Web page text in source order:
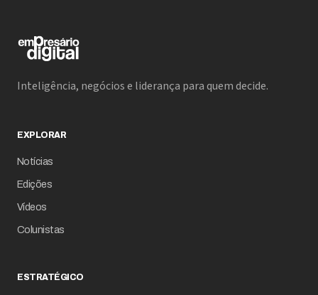
Inteligência, negócios e liderança para quem decide.
EXPLORAR
Notícias
Edições
Vídeos
Colunistas
ESTRATÉGICO